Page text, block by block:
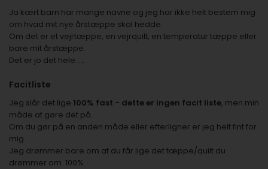
Ja kært barn har mange navne og jeg har ikke helt bestem mig
om hvad mit nye årstæppe skal hedde.
Om det er et vejrtæppe, en vejrquilt, en temperatur tæppe eller
bare mit årstæppe.
Det er jo det hele.....
Facitliste
Jeg slår det lige 100% fast - dette er ingen facit liste, men min
måde at gøre det på.
Om du gør på en anden måde eller efterligner er jeg helt fint for
mig.
Jeg drømmer bare om at du får lige det tæppe/quilt du
drømmer om. 100%